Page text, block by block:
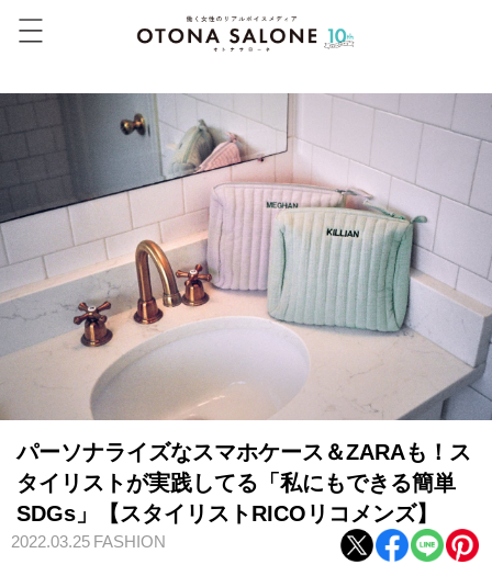
パーソナライズなスマホケース＆ZARAも！ス
タイリストが実践してる「私にもできる簡単
SDGs」【スタイリストRICOリコメンズ】
2022.03.25 FASHION